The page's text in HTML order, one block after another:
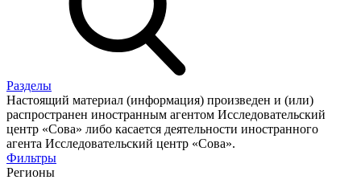
Разделы
Настоящий материал (информация) произведен и (или)
распространен иностранным агентом Исследовательский
центр «Сова» либо касается деятельности иностранного
агента Исследовательский центр «Сова».
Фильтры
Регионы